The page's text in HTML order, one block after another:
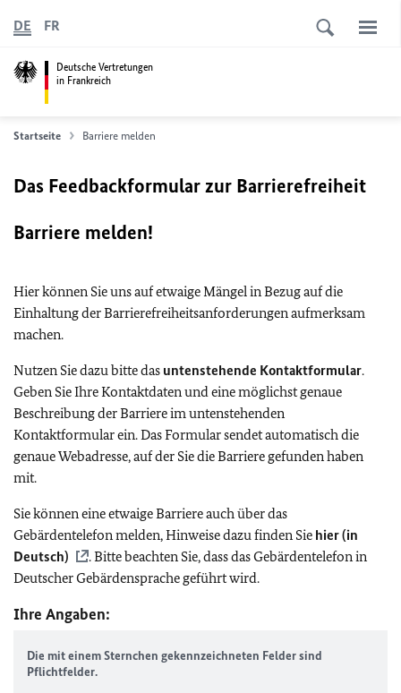
Deutsche Vertretungen
in Frankreich
DE FR
Startseite Barriere melden
Das Feedbackformular zur Barrierefreiheit
Barriere melden!
Hier können Sie uns auf etwaige Mängel in Bezug auf die
Einhaltung der Barrierefreiheitsanforderungen aufmerksam
machen.
Nutzen Sie dazu bitte das untenstehende Kontaktformular.
Geben Sie Ihre Kontaktdaten und eine möglichst genaue
Beschreibung der Barriere im untenstehenden
Kontaktformular ein. Das Formular sendet automatisch die
genaue Webadresse, auf der Sie die Barriere gefunden haben
mit.
Sie können eine etwaige Barriere auch über das
Gebärdentelefon melden, Hinweise dazu finden Sie hier (in
Deutsch)
. Bitte beachten Sie, dass das Gebärdentelefon in
Deutscher Gebärdensprache geführt wird.
Ihre Angaben:
Die mit einem Sternchen gekennzeichneten Felder sind
Pflichtfelder.